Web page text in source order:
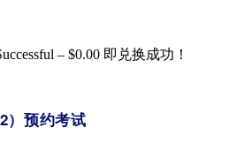
– $0.00​ 即兑换成功！
）预约考试